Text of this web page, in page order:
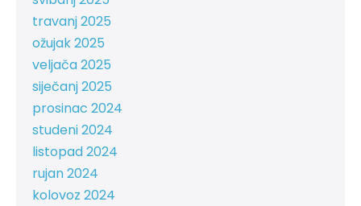
travanj 2025
ožujak 2025
veljača 2025
siječanj 2025
prosinac 2024
studeni 2024
listopad 2024
rujan 2024
kolovoz 2024